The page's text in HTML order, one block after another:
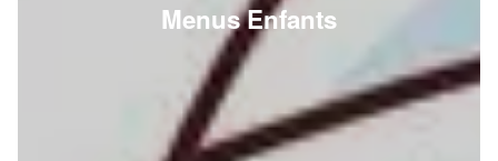
Menus Enfants